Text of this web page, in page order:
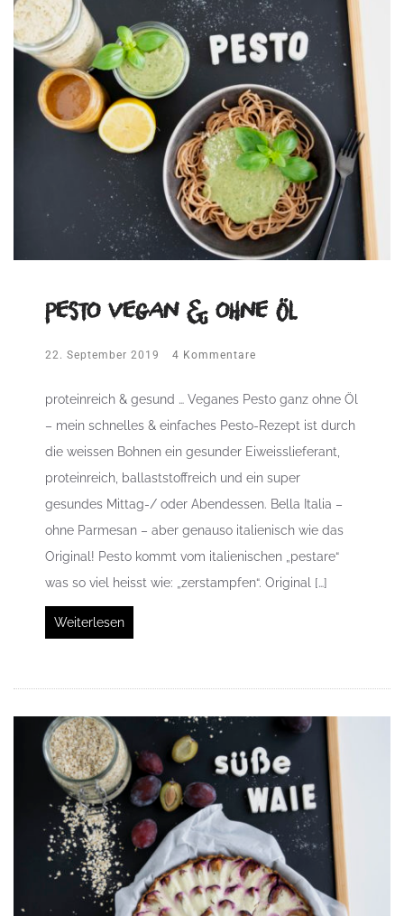
Pesto vegan & ohne Öl
22. September 2019 4 Kommentare
proteinreich & gesund … Veganes Pesto ganz ohne Öl
– mein schnelles & einfaches Pesto-Rezept ist durch
die weissen Bohnen ein gesunder Eiweisslieferant,
proteinreich, ballaststoffreich und ein super
gesundes Mittag-/ oder Abendessen. Bella Italia –
ohne Parmesan – aber genauso italienisch wie das
Original! Pesto kommt vom italienischen „pestare“
was so viel heisst wie: „zerstampfen“. Original […]
Weiterlesen